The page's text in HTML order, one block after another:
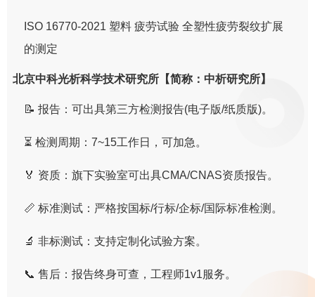
ISO 16770-2021 塑料 疲劳试验 全塑性疲劳裂纹扩展
的测定
北京中科光析科学技术研究所【简称：中析研究所】
📝 报告：可出具第三方检测报告(电子版/纸质版)。
⏳ 检测周期：7~15工作日，可加急。
🏅 资质：旗下实验室可出具CMA/CNAS资质报告。
📏 标准测试：严格按国标/行标/企标/国际标准检测。
🔬 非标测试：支持定制化试验方案。
📞 售后：报告终身可查，工程师1v1服务。